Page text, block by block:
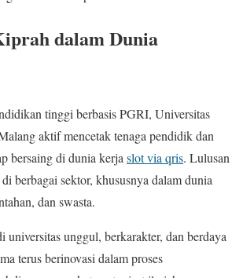
dalam Dunia
tinggi berbasis PGRI, Universitas
aktif mencetak tenaga pendidik dan
bersaing di dunia kerjaslot via qris. Lulusan
berbagai sektor, khususnya dalam dunia
dan swasta.
universitas unggul, berkarakter, dan berdaya
terus berinovasi dalam proses